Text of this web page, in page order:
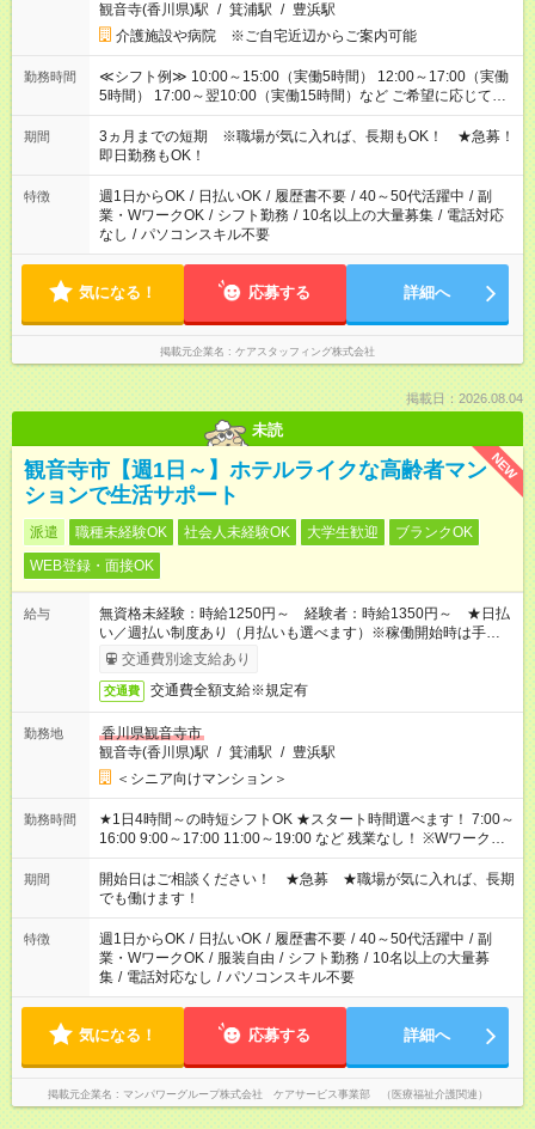
観音寺(香川県)駅 / 箕浦駅 / 豊浜駅
介護施設や病院 ※ご自宅近辺からご案内可能
勤務時間
≪シフト例≫ 10:00～15:00（実働5時間） 12:00～17:00（実働
5時間） 17:00～翌10:00（実働15時間）など ご希望に応じて、
働く時間は調整できます！ お気軽に担当へ相談ください！
期間
3ヵ月までの短期 ※職場が気に入れば、長期もOK！ ★急募！
即日勤務もOK！
特徴 週1日からOK / 日払いOK / 履歴書不要 / 40～50代活躍中 / 副
業・WワークOK / シフト勤務 / 10名以上の大量募集 / 電話対応
なし / パソコンスキル不要
気になる！ 応募する 詳細へ
掲載元企業名 ケアスタッフィング株式会社
掲載日：2026.08.04
未読
NEW
観音寺市【週1日～】ホテルライクな高齢者マン
ションで生活サポート
派遣 職種未経験OK 社会人未経験OK 大学生歓迎
ブランクOK
WEB登録・面接OK
給与
無資格未経験：時給1250円～ 経験者：時給1350円～ ★日払
い／週払い制度あり（月払いも選べます）※稼働開始時は手続き
完了次第のお支払いとなります。
交通費別途支給あり
交通費 交通費全額支給※規定有
勤務地
香川県観音寺市
観音寺(香川県)駅 / 箕浦駅 / 豊浜駅
＜シニア向けマンション＞
勤務時間
★1日4時間～の時短シフトOK ★スタート時間選べます！ 7:00～
16:00 9:00～17:00 11:00～19:00 など 残業なし！ ※Wワークの
場合、他のお仕事と合わせ週40時間超の就業はご案内できませ
ん ※法令に基づき、週20時間以上勤務は社会保険への加入対象
となります ※労働者派遣法（日雇い派遣の原則禁止）により、
短時間・短期間の就業はご案内が難しい場合があります
期間
開始日はご相談ください！ ★急募 ★職場が気に入れば、長期
でも働けます！
特徴 週1日からOK / 日払いOK / 履歴書不要 / 40～50代活躍中 / 副
業・WワークOK / 服装自由 / シフト勤務 / 10名以上の大量募
集 / 電話対応なし / パソコンスキル不要
気になる！ 応募する 詳細へ
掲載元企業名 マンパワーグループ株式会社 ケアサービス事業部 （医療福祉介護関連）